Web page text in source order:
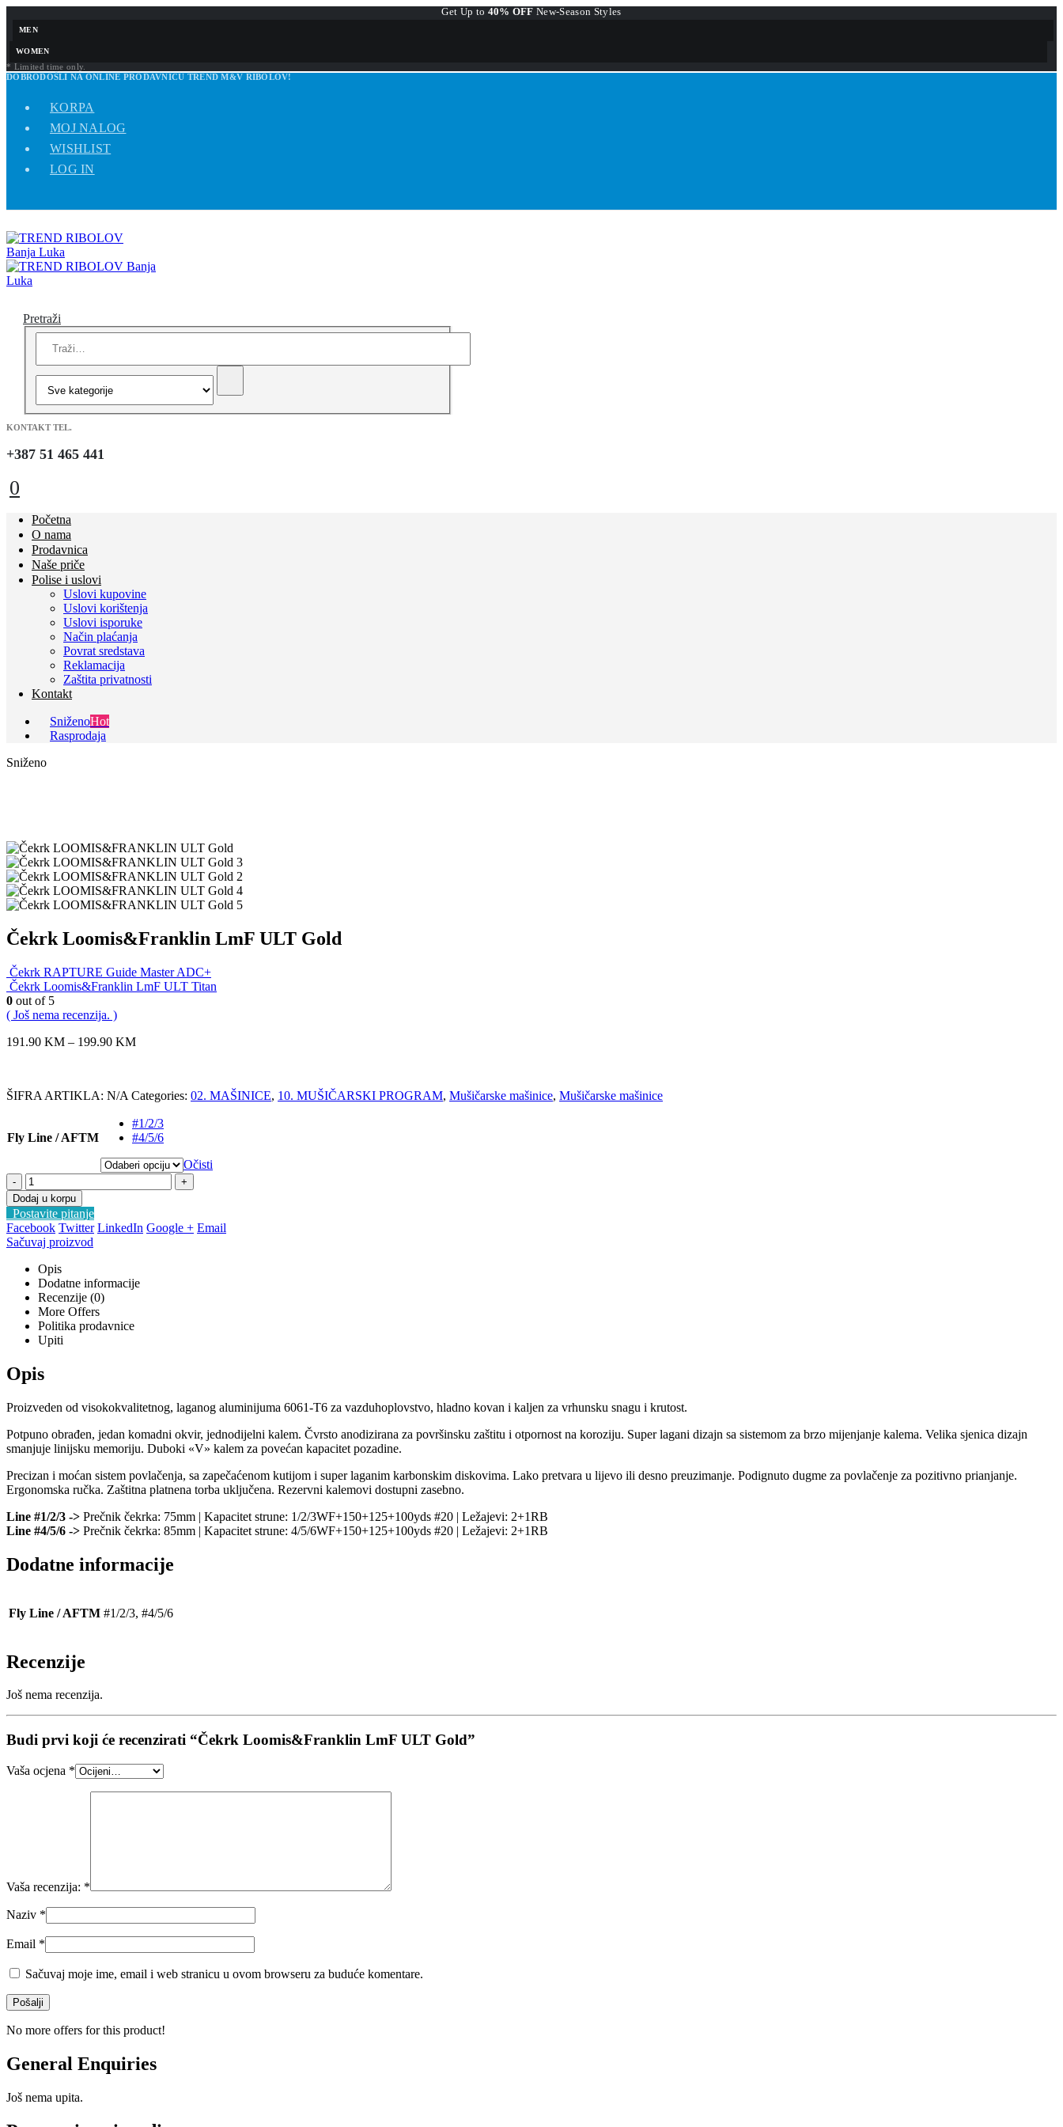
Get Up to 40% OFF New-Season Styles
MEN
WOMEN
* Limited time only.
DOBRODOŠLI NA ONLINE PRODAVNICU TREND M&V RIBOLOV!
KORPA
MOJ NALOG
WISHLIST
LOG IN
Pretraži
KONTAKT TEL.
+387 51 465 441
0
Početna
O nama
Prodavnica
Naše priče
Polise i uslovi
Uslovi kupovine
Uslovi korištenja
Uslovi isporuke
Način plaćanja
Povrat sredstava
Reklamacija
Zaštita privatnosti
Kontakt
SniženoHot
Rasprodaja
Sniženo
Čekrk Loomis&Franklin LmF ULT Gold
Čekrk RAPTURE Guide Master ADC+
Čekrk Loomis&Franklin LmF ULT Titan
0 out of 5
( Još nema recenzija. )
191.90 KM – 199.90 KM
ŠIFRA ARTIKLA: N/A Categories: 02. MAŠINICE, 10. MUŠIČARSKI PROGRAM, Mušičarske mašinice, Mušičarske mašinice
Fly Line / AFTM
#1/2/3
#4/5/6
Očisti
-
+
Dodaj u korpu
Postavite pitanje
Facebook Twitter LinkedIn Google + Email
Sačuvaj proizvod
Opis
Dodatne informacije
Recenzije (0)
More Offers
Politika prodavnice
Upiti
Opis
Proizveden od visokokvalitetnog, laganog aluminijuma 6061-T6 za vazduhoplovstvo, hladno kovan i kaljen za vrhunsku snagu i krutost.
Potpuno obrađen, jedan komadni okvir, jednodijelni kalem. Čvrsto anodizirana za površinsku zaštitu i otpornost na koroziju. Super lagani dizajn sa sistemom za brzo mijenjanje kalema. Velika sjenica dizajn
smanjuje linijsku memoriju. Duboki «V» kalem za povećan kapacitet pozadine.
Precizan i moćan sistem povlačenja, sa zapečaćenom kutijom i super laganim karbonskim diskovima. Lako pretvara u lijevo ili desno preuzimanje. Podignuto dugme za povlačenje za pozitivno prianjanje.
Ergonomska ručka. Zaštitna platnena torba uključena. Rezervni kalemovi dostupni zasebno.
Line #1/2/3 -> Prečnik čekrka: 75mm | Kapacitet strune: 1/2/3WF+150+125+100yds #20 | Ležajevi: 2+1RB
Line #4/5/6 -> Prečnik čekrka: 85mm | Kapacitet strune: 4/5/6WF+150+125+100yds #20 | Ležajevi: 2+1RB
Dodatne informacije
Fly Line / AFTM #1/2/3, #4/5/6
Recenzije
Još nema recenzija.
Budi prvi koji će recenzirati “Čekrk Loomis&Franklin LmF ULT Gold”
Vaša ocjena *
Vaša recenzija: *
Naziv *
Email *
Sačuvaj moje ime, email i web stranicu u ovom browseru za buduće komentare.
No more offers for this product!
General Enquiries
Još nema upita.